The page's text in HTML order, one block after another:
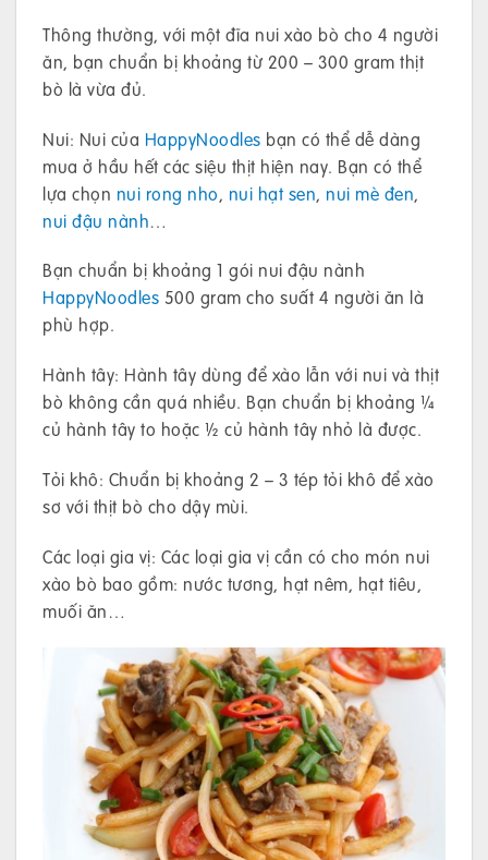
Thông thường, với một đĩa nui xào bò cho 4 người
ăn, bạn chuẩn bị khoảng từ 200 – 300 gram thịt
bò là vừa đủ.
Nui: Nui của HappyNoodles bạn có thể dễ dàng
mua ở hầu hết các siệu thịt hiện nay. Bạn có thể
lựa chọn nui rong nho, nui hạt sen, nui mè đen,
nui đậu nành…
Bạn chuẩn bị khoảng 1 gói nui đậu nành
HappyNoodles 500 gram cho suất 4 người ăn là
phù hợp.
Hành tây: Hành tây dùng để xào lẫn với nui và thịt
bò không cần quá nhiều. Bạn chuẩn bị khoảng ¼
củ hành tây to hoặc ½ củ hành tây nhỏ là được.
Tỏi khô: Chuẩn bị khoảng 2 – 3 tép tỏi khô để xào
sơ với thịt bò cho dậy mùi.
Các loại gia vị: Các loại gia vị cần có cho món nui
xào bò bao gồm: nước tương, hạt nêm, hạt tiêu,
muối ăn…